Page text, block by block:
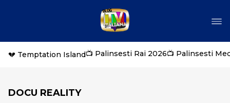
💔 Temptation Island📺 Palinsesti Rai 2026📺 Palinsesti
DOCU REALITY